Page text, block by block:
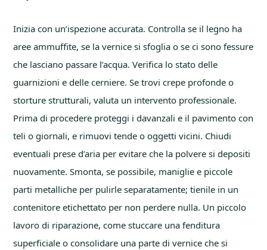
Inizia con un’ispezione accurata. Controlla se il legno ha
aree ammuffite, se la vernice si sfoglia o se ci sono fessure
che lasciano passare l’acqua. Verifica lo stato delle
guarnizioni e delle cerniere. Se trovi crepe profonde o
storture strutturali, valuta un intervento professionale.
Prima di procedere proteggi i davanzali e il pavimento con
teli o giornali, e rimuovi tende o oggetti vicini. Chiudi
eventuali prese d’aria per evitare che la polvere si depositi
nuovamente. Smonta, se possibile, maniglie e piccole
parti metalliche per pulirle separatamente; tienile in un
contenitore etichettato per non perdere nulla. Un piccolo
lavoro di riparazione, come stuccare una fenditura
superficiale o consolidare una parte di vernice che si